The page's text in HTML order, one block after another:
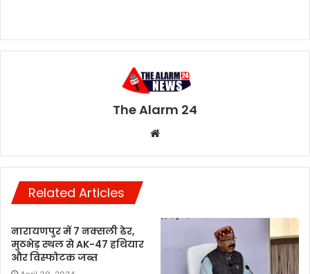
The Alarm 24
Website
Related Articles
नारायणपुर में 7 नक्सली ढेर,
मुठभेड़ स्थल से AK-47 हथियार
और विस्फोटक जब्त